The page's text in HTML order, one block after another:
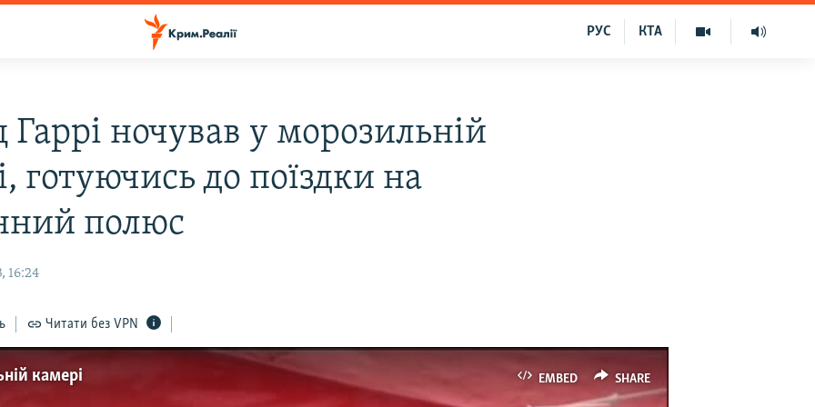
КТА
РУС
ночував у морозильній
готуючись до поїздки на
полюс
16:24
Читати без VPN
EMBED SHARE
камері